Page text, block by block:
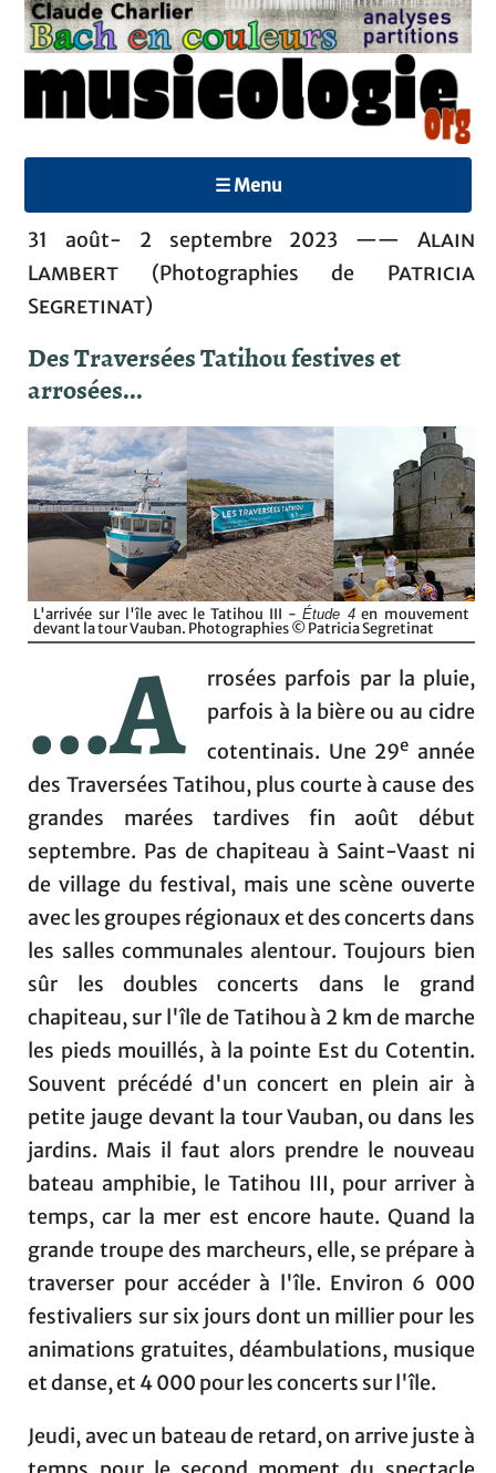
☰ Menu
31 août- 2 septembre 2023 —— Alain
Lambert (Photographies de Patricia
Segretinat)
Des Traversées Tatihou festives et
arrosées...
L'arrivée sur l'île avec le Tatihou III -Étude 4 en mouvement
devant la tour Vauban. Photographies © Patricia Segretinat
...A
rrosées parfois par la pluie,
parfois à la bière ou au cidre
cotentinais. Une 29e année
des Traversées Tatihou, plus courte à cause des
grandes marées tardives fin août début
septembre. Pas de chapiteau à Saint-Vaast ni
de village du festival, mais une scène ouverte
avec les groupes régionaux et des concerts dans
les salles communales alentour. Toujours bien
sûr les doubles concerts dans le grand
chapiteau, sur l'île de Tatihou à 2 km de marche
les pieds mouillés, à la pointe Est du Cotentin.
Souvent précédé d'un concert en plein air à
petite jauge devant la tour Vauban, ou dans les
jardins. Mais il faut alors prendre le nouveau
bateau amphibie, le Tatihou III, pour arriver à
temps, car la mer est encore haute. Quand la
grande troupe des marcheurs, elle, se prépare à
traverser pour accéder à l'île. Environ 6 000
festivaliers sur six jours dont un millier pour les
animations gratuites, déambulations, musique
et danse, et 4 000 pour les concerts sur l'île.
Jeudi, avec un bateau de retard, on arrive juste à